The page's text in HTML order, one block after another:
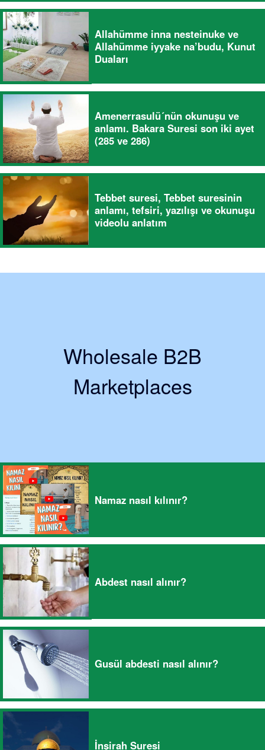
Allahümme inna nesteinuke ve
Allahümme iyyake na’budu, Kunut
Duaları
Amenerrasulü´nün okunuşu ve
anlamı. Bakara Suresi son iki ayet
(285 ve 286)
Tebbet suresi, Tebbet suresinin
anlamı, tefsiri, yazılışı ve okunuşu
videolu anlatım
Wholesale B2B
Marketplaces
Namaz nasıl kılınır?
Abdest nasıl alınır?
Gusül abdesti nasıl alınır?
İnşirah Suresi